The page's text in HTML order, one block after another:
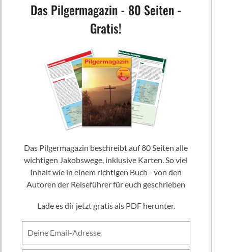
Das Pilgermagazin - 80 Seiten -
Gratis!
Das Pilgermagazin beschreibt auf 80 Seiten alle
wichtigen Jakobswege, inklusive Karten. So viel
Inhalt wie in einem richtigen Buch - von den
Autoren der Reiseführer für euch geschrieben
Lade es dir jetzt gratis als PDF herunter.